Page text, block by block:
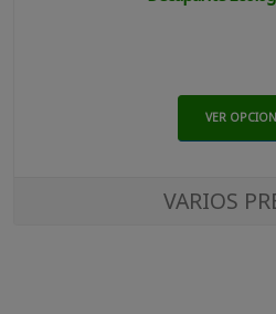
VER
VARIOS